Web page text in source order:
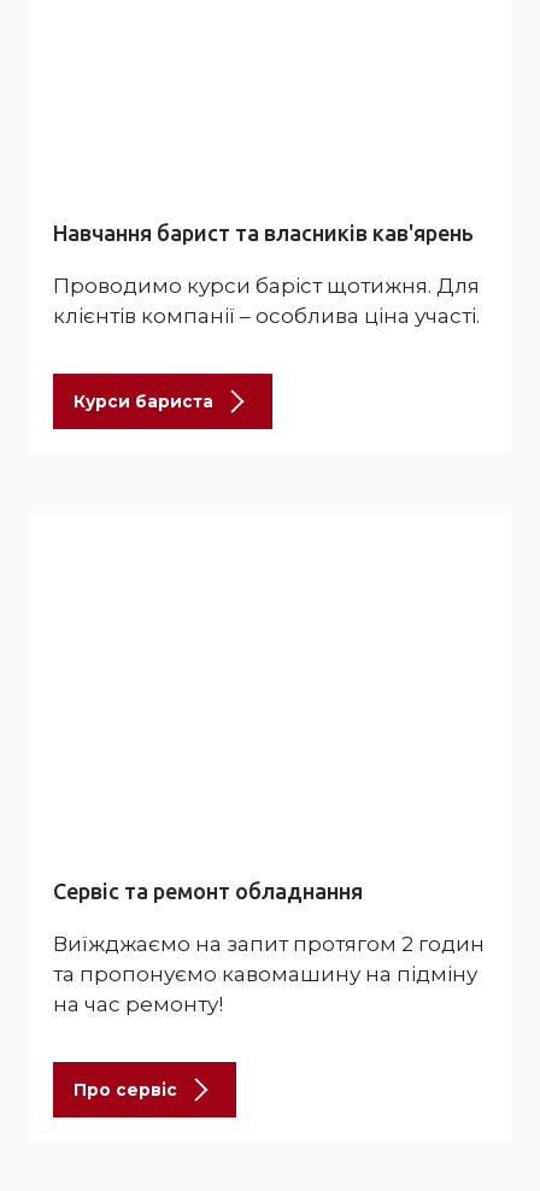
Навчання барист та власників кав'ярень
Проводимо курси баріст щотижня. Для
клієнтів компанії – особлива ціна участі.
Курси бариста
Сервіс та ремонт обладнання
Виїжджаємо на запит протягом 2 годин
та пропонуємо кавомашину на підміну
на час ремонту!
Про сервіс